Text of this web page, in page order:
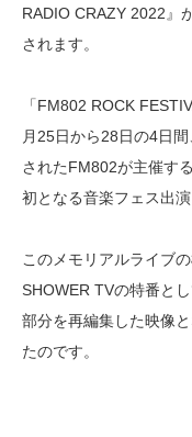
RADIO CRAZY 2022』
されます。
「FM802 ROCK
月25日から28日の4日
されたFM802が主催す
初となる音楽フェス出
このメモリアルライブ
SHOWER TVの特番と
部分を再編集した映像
たのです。